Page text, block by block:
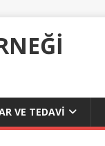
VE TEDAVI